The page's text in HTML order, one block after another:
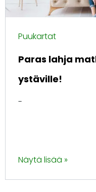
Puukartat
Paras lahja
ystäville!
-
Näytä lisää »